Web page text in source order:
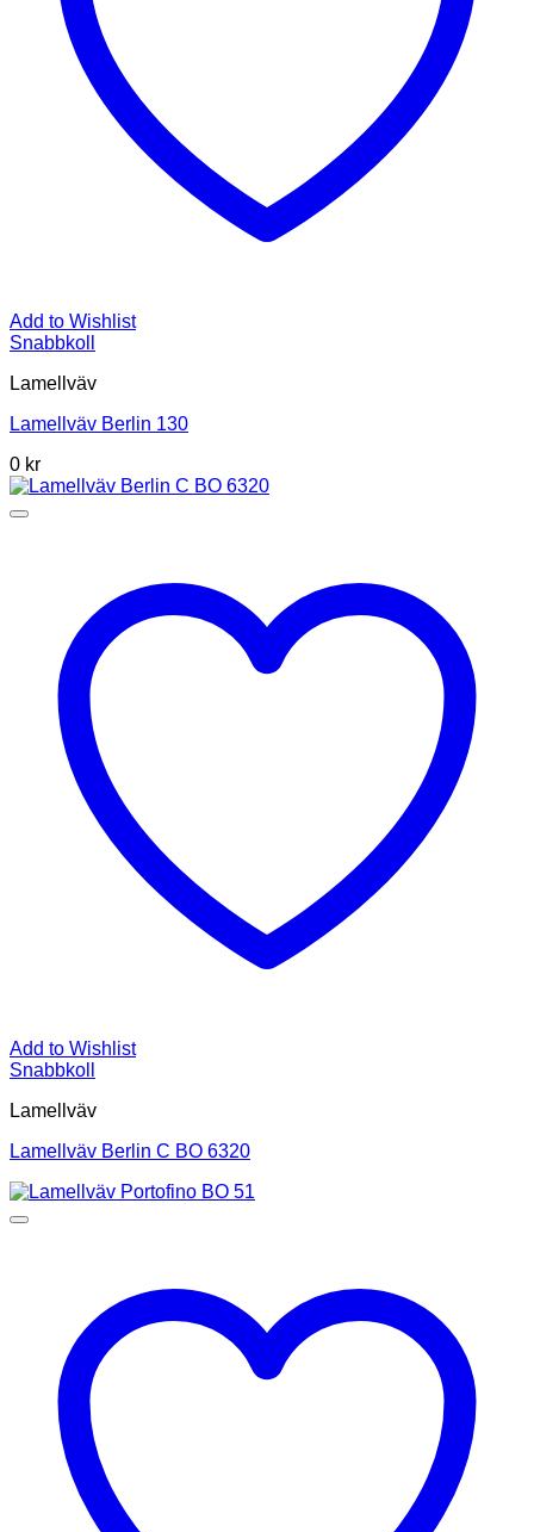
Add to Wishlist
Snabbkoll
Lamellväv
Lamellväv Berlin 130
0 kr
Add to Wishlist
Snabbkoll
Lamellväv
Lamellväv Berlin C BO 6320